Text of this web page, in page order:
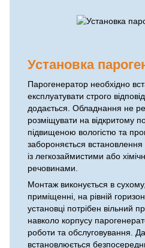
Установка
Парогенератор необхідно
експлуатувати строго
додається. Обладнання не
розміщувати на відкритому
підвищеною вологістю та
забороняється
із легкозаймистими або
речовинами.
Монтаж виконується в
приміщенні, на рівній
установці потрібен вільний
навколо корпусу
роботи та обслуговування.
встановлюється